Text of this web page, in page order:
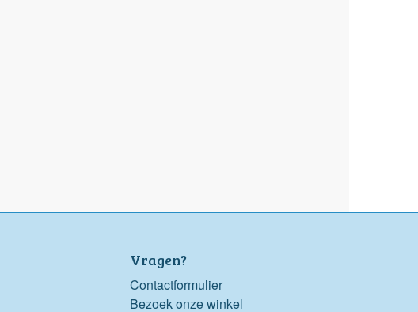
Vragen?
Contactformulier
Bezoek onze winkel